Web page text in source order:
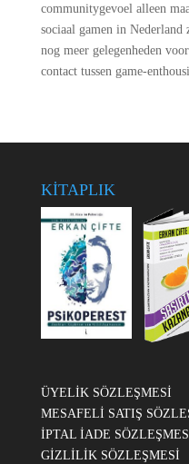
communitygevoel alleen
sociaal gamen in
nog meer gelegenheden
contact tussen game-
KİTAPLIK
ÜYELİK SÖZLEŞMESİ
MESAFELİ SATIŞ
İPTAL İADE
GİZLİLİK SÖZLEŞMESİ